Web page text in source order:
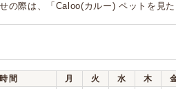
の際は、「Caloo(カルー) ペットを見た
間 月 火 水 木